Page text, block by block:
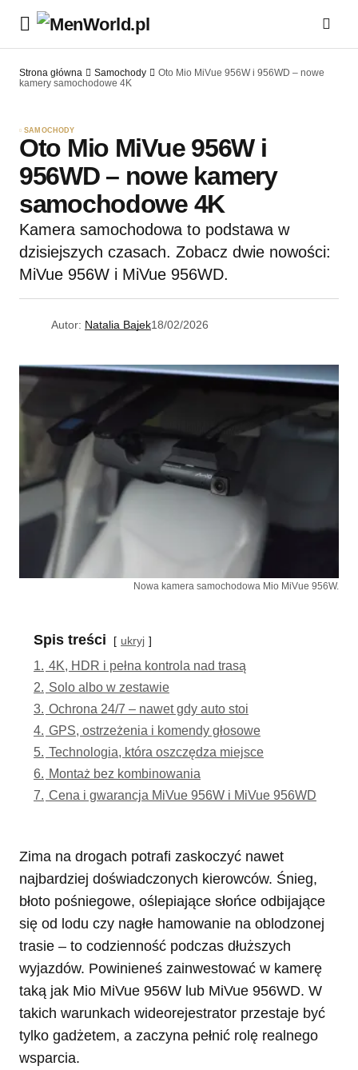
Strona główna Samochody
Oto Mio MiVue 956W i 956WD – nowe
kamery samochodowe 4K
SAMOCHODY
Oto Mio MiVue 956W i
956WD – nowe kamery
samochodowe 4K
Kamera samochodowa to podstawa w
dzisiejszych czasach. Zobacz dwie nowości:
MiVue 956W i MiVue 956WD.
Autor: Natalia Bajek18/02/2026
Nowa kamera samochodowa Mio MiVue 956W.
Spis treści ukryj
1.
4K, HDR i pełna kontrola nad trasą
2.
Solo albo w zestawie
3. Ochrona 24/7 – nawet gdy auto stoi
4. GPS, ostrzeżenia i komendy głosowe
5. Technologia, która oszczędza miejsce
6.
Montaż bez kombinowania
7.
Cena i gwarancja MiVue 956W i MiVue 956WD
Zima na drogach potrafi zaskoczyć nawet
najbardziej doświadczonych kierowców. Śnieg,
błoto pośniegowe, oślepiające słońce odbijające
się od lodu czy nagłe hamowanie na oblodzonej
trasie – to codzienność podczas dłuższych
wyjazdów. Powinieneś zainwestować w kamerę
taką jak Mio MiVue 956W lub MiVue 956WD. W
takich warunkach wideorejestrator przestaje być
tylko gadżetem, a zaczyna pełnić rolę realnego
wsparcia.